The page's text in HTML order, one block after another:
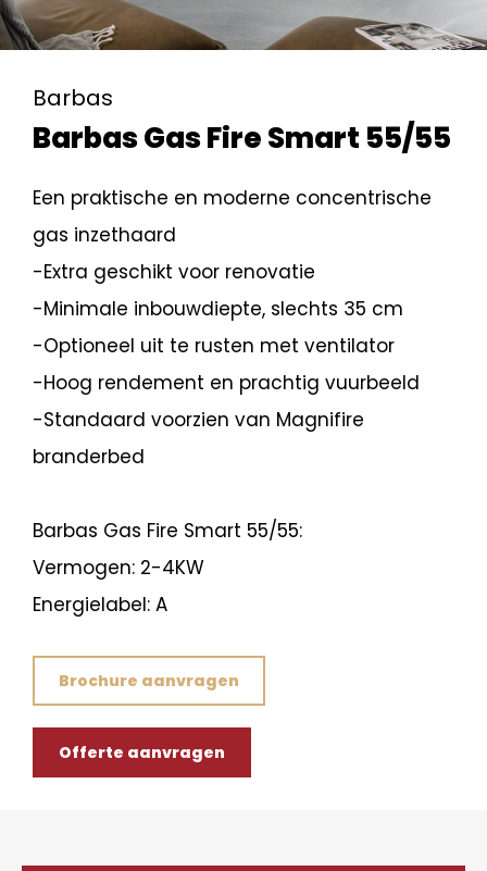
Barbas
Barbas Gas Fire Smart 55/55
Een praktische en moderne concentrische
gas inzethaard
-Extra geschikt voor renovatie
-Minimale inbouwdiepte, slechts 35 cm
-Optioneel uit te rusten met ventilator
-Hoog rendement en prachtig vuurbeeld
-Standaard voorzien van Magnifire
branderbed
Barbas Gas Fire Smart 55/55:
Vermogen: 2-4KW
Energielabel: A
Brochure aanvragen
Offerte aanvragen